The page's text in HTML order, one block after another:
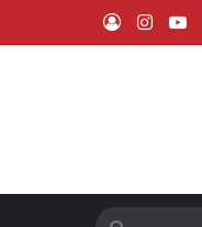
لينكدإن ‫YouTube
انستقرام